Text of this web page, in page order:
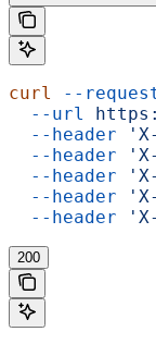
curl --
  --url
  --header
  --header
  --header
  --header
  --header
200